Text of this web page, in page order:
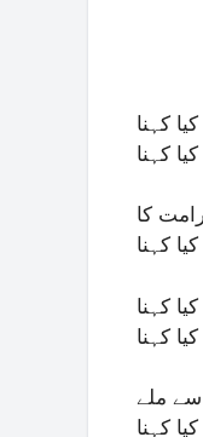
کہنا
کہنا
کا
کہنا
کہنا
کہنا
ملے
کہنا